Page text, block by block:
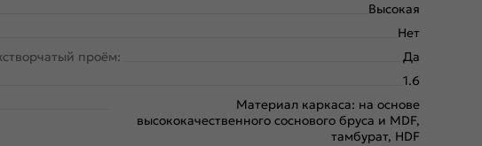
Высокая
Нет
проём:
Да
1.6
Материал каркаса: на основе
высококачественного соснового бруса и MDF,
тамбурат, HDF